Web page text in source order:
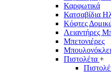
Καρφωτικά
Κατσαβίδια
Κόφτες
Λειαντήρες
Μπετονιέρες
Πιστολέτα +